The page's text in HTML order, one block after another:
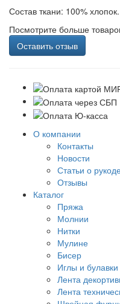
Состав ткани: 100% хлопок.
Посмотрите больше
Оставить отзыв
О компании
Контакты
Новости
Статьи о
Отзывы
Каталог
Пряжа
Молнии
Нитки
Мулине
Бисер
Иглы и булавки
Лента
Лента